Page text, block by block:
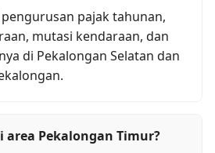
pajak tahunan,
mutasi kendaraan, dan
di Pekalongan Selatan dan
area Pekalongan Timur?